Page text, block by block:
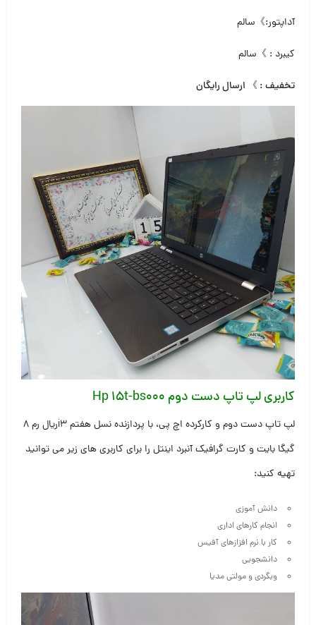
آداپتور:》سالم
کیبرد : 》سالم
تخفیف : 》 ارسال رایگان
کاربری لپ تاپ دست دوم Hp 15t-bs000
لپ تاپ دست دوم و کارکرده اچ پی، با پردازنده نسل هفتم i3ريال رم ۸
گیگا بایت و کارت گرافیک آنبرد اینتل را برای کاربری های زیر می توانید
تهیه کنید:
دانش آموزی
انجام کارهای اداری
کار با نرم افزازهای آفیس
دانشجویی
وبگردی و مولتی مدیا